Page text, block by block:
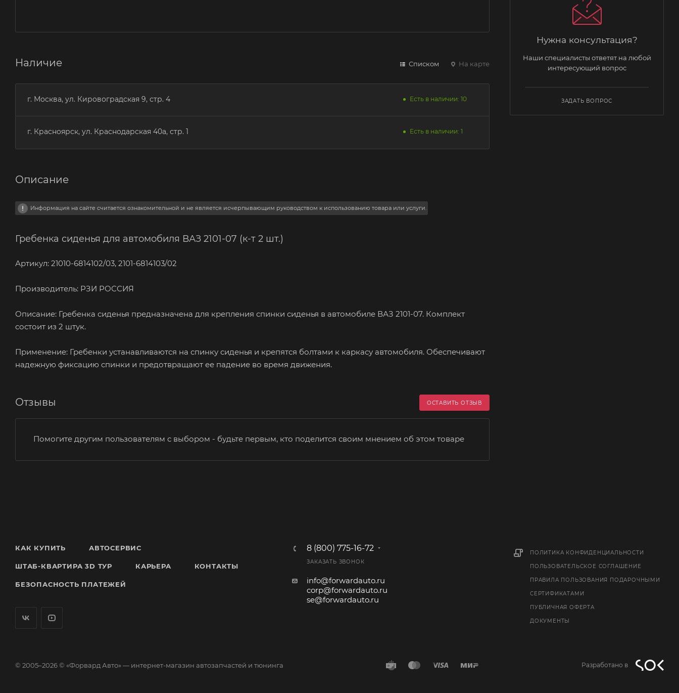
Наличие Списком На карте
г. Москва, ул. Кировоградская 9, стр. 4 Есть в наличии: 10
г. Красноярск, ул. Краснодарская 40а, стр. 1 Есть в наличии: 1
Описание
Информация на сайте считается ознакомительной и не является исчерпывающим руководством к использованию товара или услуги.
Гребенка сиденья для автомобиля ВАЗ 2101-07 (к-т 2 шт.)
Артикул: 21010-6814102/03, 2101-6814103/02
Производитель: РЗИ РОССИЯ
Описание: Гребенка сиденья предназначена для крепления спинки сиденья в автомобиле ВАЗ 2101-07. Комплект
состоит из 2 штук.
Применение: Гребенки устанавливаются на спинку сиденья и крепятся болтами к каркасу автомобиля. Обеспечивают
надежную фиксацию спинки и предотвращают ее падение во время движения.
Отзывы ОСТАВИТЬ ОТЗЫВ
Помогите другим пользователям с выбором - будьте первым, кто поделится своим мнением об этом товаре
Нужна консультация?
Наши специалисты ответят на любой
интересующий вопрос
ЗАДАТЬ ВОПРОС
КАК КУПИТЬ АВТОСЕРВИС
ШТАБ-КВАРТИРА 3D ТУР КАРЬЕРА КОНТАКТЫ
БЕЗОПАСНОСТЬ ПЛАТЕЖЕЙ
8 (800) 775-16-72
ЗАКАЗАТЬ ЗВОНОК
info@forwardauto.ru
corp@forwardauto.ru
se@forwardauto.ru
ПОЛИТИКА КОНФИДЕНЦИАЛЬНОСТИ
ПОЛЬЗОВАТЕЛЬСКОЕ СОГЛАШЕНИЕ
ПРАВИЛА ПОЛЬЗОВАНИЯ ПОДАРОЧНЫМИ
СЕРТИФИКАТАМИ
ПУБЛИЧНАЯ ОФЕРТА
ДОКУМЕНТЫ
© 2005–2026 © «Форвард Авто» — интернет-магазин автозапчастей и тюнинга Разработано в